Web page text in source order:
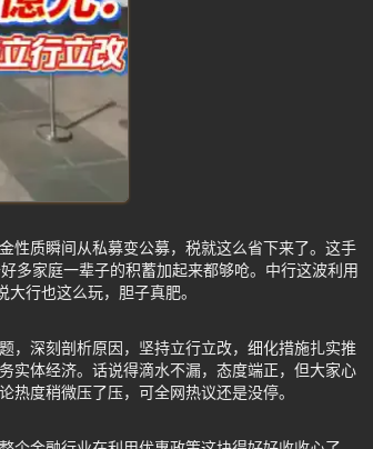
性质瞬间从私募变公募，税就这么省下来了。这手
多家庭一辈子的积蓄加起来都够呛。中行这波利用
行也这么玩，胆子真肥。
，深刻剖析原因，坚持立行立改，细化措施扎实推
实体经济。话说得滴水不漏，态度端正，但大家心
度稍微压了压，可全网热议还是没停。